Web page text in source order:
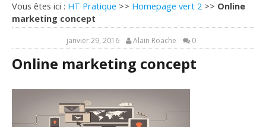
Vous êtes ici : HT Pratique >> Homepage vert 2 >> Online
marketing concept
janvier 29, 2016 Alain Roache 0
Online marketing concept